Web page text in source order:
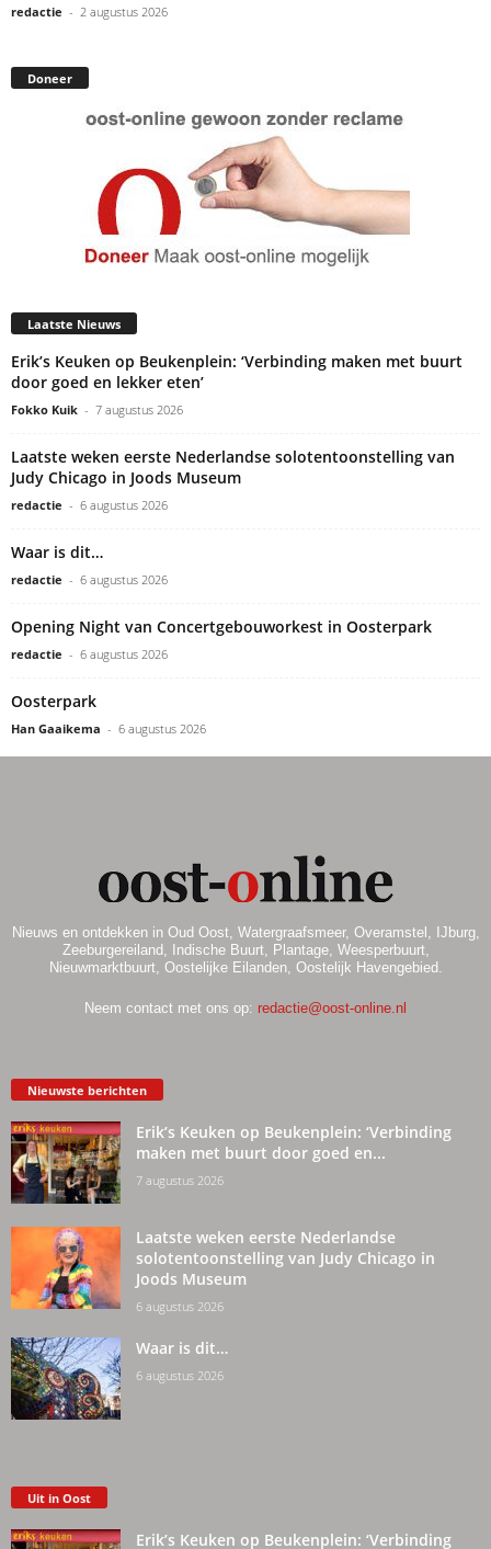
redactie - 2 augustus 2026
Doneer
Laatste Nieuws
Erik’s Keuken op Beukenplein: ‘Verbinding maken met buurt
door goed en lekker eten’
Fokko Kuik - 7 augustus 2026
Laatste weken eerste Nederlandse solotentoonstelling van
Judy Chicago in Joods Museum
redactie - 6 augustus 2026
Waar is dit…
redactie - 6 augustus 2026
Opening Night van Concertgebouworkest in Oosterpark
redactie - 6 augustus 2026
Oosterpark
Han Gaaikema - 6 augustus 2026
Nieuws en ontdekken in Oud Oost, Watergraafsmeer, Overamstel, IJburg,
Zeeburgereiland, Indische Buurt, Plantage, Weesperbuurt,
Nieuwmarktbuurt, Oostelijke Eilanden, Oostelijk Havengebied.
Neem contact met ons op: redactie@oost-online.nl
Nieuwste berichten
Erik’s Keuken op Beukenplein: ‘Verbinding
maken met buurt door goed en...
7 augustus 2026
Laatste weken eerste Nederlandse
solotentoonstelling van Judy Chicago in
Joods Museum
6 augustus 2026
Waar is dit…
6 augustus 2026
Uit in Oost
Erik’s Keuken op Beukenplein: ‘Verbinding